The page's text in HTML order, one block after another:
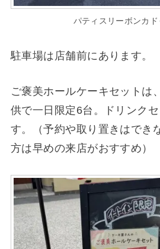
パティスリーボンカド
駐車場は店舗前にあります。
ご褒美ホールケーキセットは
供で一日限定6台。ドリンク
す。（予約や取り置きはでき
方は早めの来店がおすすめ）